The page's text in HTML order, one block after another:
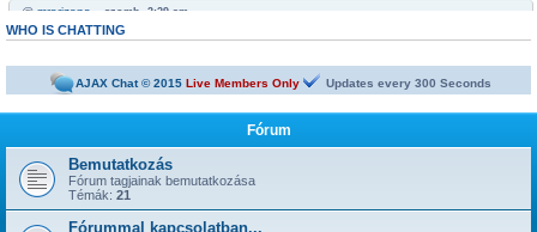
@mrarizona « szomb. 3:29 am »
Bobabeten a futtbal vb miatt minden napra jut egy legalább egy freepick
sziasztok!
@mamus67 « kedd 4:53 pm »
Neked is
jónapot
@szepbalazs « kedd 8:22 am »
has started a new topic:
@Admin « hétf. 8:49 pm »
WHO IS CHATTING
AJAX Chat © 2015 Live Members Only Updates every 300 Seconds
Fórum
Bemutatkozás
Fórum tagjainak bemutatkozása
Témák: 21
Fórummal kapcsolatban...